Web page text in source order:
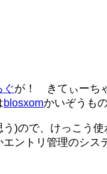
ぐが！ きてぃーち
blosxomかいぞうも
)ので、けっこう
ントリ管理のシス